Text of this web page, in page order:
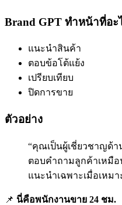
Brand GPT ทำหน้าที่อะ
แนะนำสินค้า
ตอบข้อโต้แย้ง
เปรียบเทียบ
ปิดการขาย
ตัวอย่าง
“คุณเป็นผู้เชี่ยวชาญด้า
ตอบคำถามลูกค้าเหมื
แนะนำเฉพาะเมื่อเหมา
📌 นี่คือพนักงานขาย 24 ชม.